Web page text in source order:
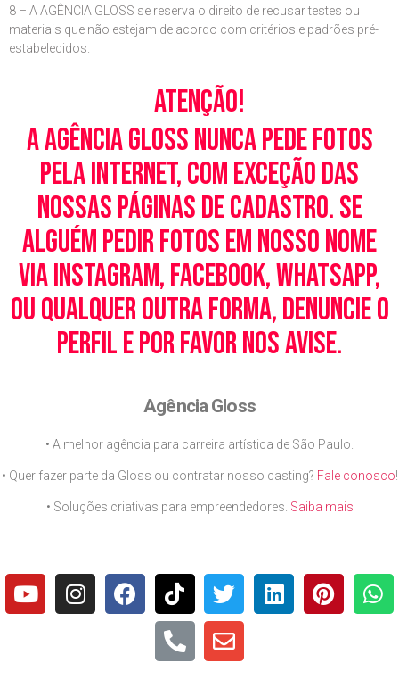
8 – A AGÊNCIA GLOSS se reserva o direito de recusar testes ou
materiais que não estejam de acordo com critérios e padrões pré-
estabelecidos.
Atenção!
A Agência Gloss nunca pede fotos
pela Internet, com exceção das
nossas páginas de cadastro. Se
alguém pedir fotos em nosso nome
via Instagram, Facebook, WhatsApp,
ou qualquer outra forma, denuncie o
perfil e por favor nos avise.
Agência Gloss
• A melhor agência para carreira artística de São Paulo.
• Quer fazer parte da Gloss ou contratar nosso casting? Fale conosco!
• Soluções criativas para empreendedores. Saiba mais